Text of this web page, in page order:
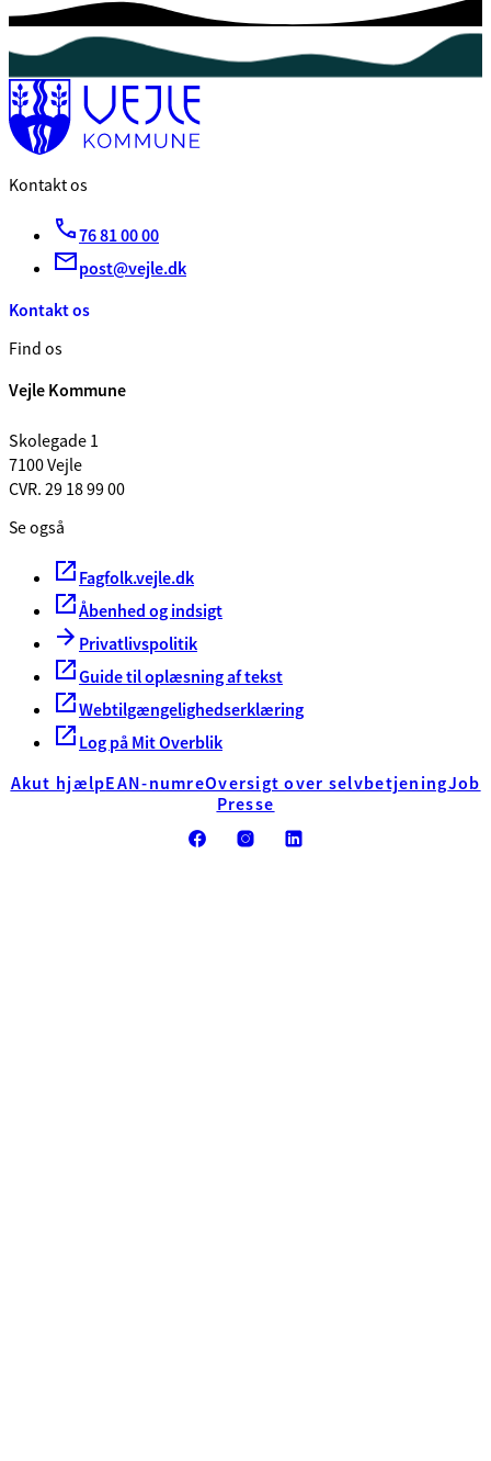
Kontakt os
76 81 00 00
post@vejle.dk
Kontakt os
Find os
Vejle Kommune
Skolegade 1
7100 Vejle
CVR. 29 18 99 00
Se også
Fagfolk.vejle.dk
Åbenhed og indsigt
Privatlivspolitik
Guide til oplæsning af tekst
Webtilgængelighedserklæring
Log på Mit Overblik
Akut hjælpEAN-numreOversigt over selvbetjeningJob
Presse